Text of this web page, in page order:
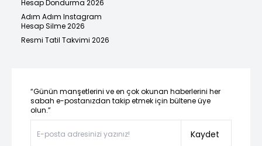
Hesap Dondurma 2026
Adım Adım Instagram
Hesap Silme 2026
Resmi Tatil Takvimi 2026
“Günün manşetlerini ve en çok okunan haberlerini her
sabah e-postanızdan takip etmek için bültene üye
olun.”
Kaydet